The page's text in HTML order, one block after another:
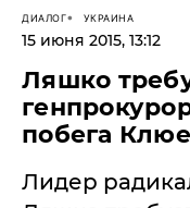
ДИАЛОГ УКРАИНА
15 июня 2015, 13:12
​Ляшко
побега
Лидер